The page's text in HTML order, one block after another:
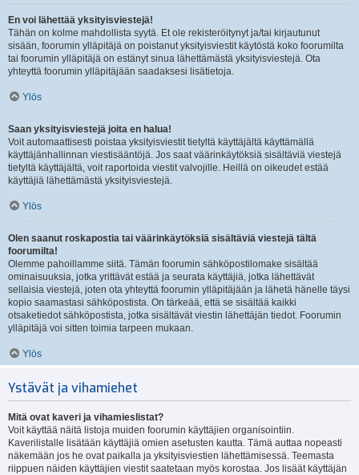
En voi lähettää yksityisviestejä!
Tähän on kolme mahdollista syytä. Et ole rekisteröitynyt ja/tai kirjautunut
sisään, foorumin ylläpitäjä on poistanut yksityisviestit käytöstä koko foorumilta
tai foorumin ylläpitäjä on estänyt sinua lähettämästä yksityisviestejä. Ota
yhteyttä foorumin ylläpitäjään saadaksesi lisätietoja.
Ylös
Saan yksityisviestejä joita en halua!
Voit automaattisesti poistaa yksityisviestit tietyltä käyttäjältä käyttämällä
käyttäjänhallinnan viestisääntöjä. Jos saat väärinkäytöksiä sisältäviä viestejä
tietyltä käyttäjältä, voit raportoida viestit valvojille. Heillä on oikeudet estää
käyttäjiä lähettämästä yksityisviestejä.
Ylös
Olen saanut roskapostia tai väärinkäytöksiä sisältäviä viestejä tältä
foorumilta!
Olemme pahoillamme siitä. Tämän foorumin sähköpostilomake sisältää
ominaisuuksia, jotka yrittävät estää ja seurata käyttäjiä, jotka lähettävät
sellaisia viestejä, joten ota yhteyttä foorumin ylläpitäjään ja lähetä hänelle täysi
kopio saamastasi sähköpostista. On tärkeää, että se sisältää kaikki
otsaketiedot sähköpostista, jotka sisältävät viestin lähettäjän tiedot. Foorumin
ylläpitäjä voi sitten toimia tarpeen mukaan.
Ylös
Ystävät ja vihamiehet
Mitä ovat kaveri ja vihamieslistat?
Voit käyttää näitä listoja muiden foorumin käyttäjien organisointiin.
Kaverilistalle lisätään käyttäjiä omien asetusten kautta. Tämä auttaa nopeasti
näkemään jos he ovat paikalla ja yksityisviestien lähettämisessä. Teemasta
riippuen näiden käyttäjien viestit saatetaan myös korostaa. Jos lisäät käyttäjän